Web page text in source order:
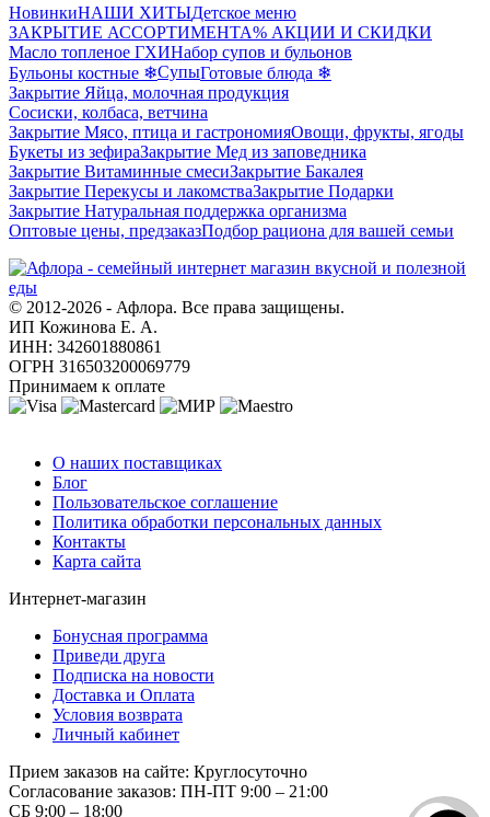
НовинкиНАШИ ХИТЫДетское меню
ЗАКРЫТИЕ АССОРТИМЕНТА% АКЦИИ И СКИДКИ
Масло топленое ГХИНабор супов и бульонов
Бульоны костные ❄СупыГотовые блюда ❄
Закрытие Яйца, молочная продукция
Сосиски, колбаса, ветчина
Закрытие Мясо, птица и гастрономияОвощи, фрукты, ягоды
Букеты из зефираЗакрытие Мед из заповедника
Закрытие Витаминные смесиЗакрытие Бакалея
Закрытие Перекусы и лакомстваЗакрытие Подарки
Закрытие Натуральная поддержка организма
Оптовые цены, предзаказПодбор рациона для вашей семьи
© 2012-2026 - Афлора. Все права защищены.
ИП Кожинова Е. А.
ИНН: 342601880861
ОГРН 316503200069779
Принимаем к оплате
О наших поставщиках
Блог
Пользовательское соглашение
Политика обработки персональных данных
Контакты
Карта сайта
Интернет-магазин
Бонусная программа
Приведи друга
Подписка на новости
Доставка и Оплата
Условия возврата
Личный кабинет
Прием заказов на сайте: Круглосуточно
Согласование заказов: ПН-ПТ 9:00 – 21:00
СБ 9:00 – 18:00